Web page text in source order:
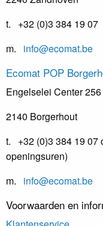
t. +32 (0)3 384 19 07
m. info@ecomat.be
Ecomat POP
Engelselei Center 256
2140 Borgerhout
t. +32 (0)3 384 19 07
openingsuren)
m. info@ecomat.be
Voorwaarden en